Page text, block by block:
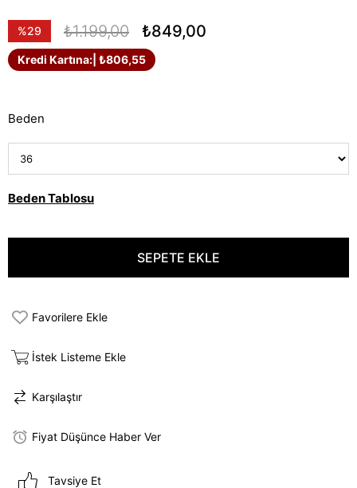
%29
İndirim
₺1.199,00 ₺849,00
Kredi Kartına: | ₺806,55
Beden
Beden Tablosu
Favorilere Ekle
İstek Listeme Ekle
Karşılaştır
Fiyat Düşünce Haber Ver
Tavsiye Et